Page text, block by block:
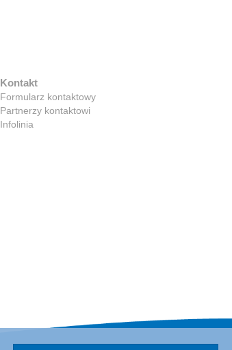
Kontakt
Formularz kontaktowy
Partnerzy kontaktowi
Infolinia